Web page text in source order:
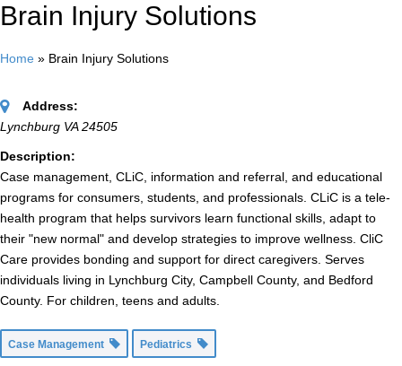
Brain Injury Solutions
Home » Brain Injury Solutions
Address:
Lynchburg VA 24505
Description:
Case management, CLiC, information and referral, and educational
programs for consumers, students, and professionals. CLiC is a tele-
health program that helps survivors learn functional skills, adapt to
their "new normal" and develop strategies to improve wellness. CliC
Care provides bonding and support for direct caregivers. Serves
individuals living in Lynchburg City, Campbell County, and Bedford
County. For children, teens and adults.
Case Management Pediatrics